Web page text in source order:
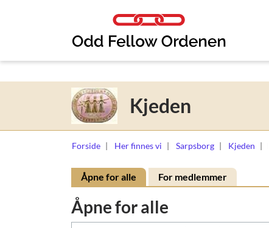
Kjeden
Forside Her finnes vi Sarpsborg Kjeden
Åpne for alle For medlemmer
Åpne for alle